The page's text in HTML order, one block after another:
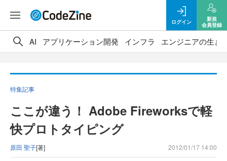
ログイン
新規
会員登録
AI アプリケーション開発 インフラ エンジニアの生き
特集記事
ここが違う！ Adobe Fireworksで軽
快プロトタイピング
原田 聖子[著] 2012/01/17 14:00